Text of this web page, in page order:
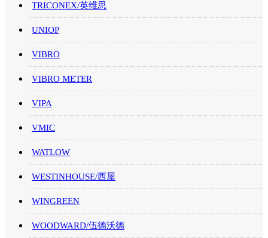
TRICONEX/英维思
UNIOP
VIBRO
VIBRO METER
VIPA
VMIC
WATLOW
WESTINHOUSE/西屋
WINGREEN
WOODWARD/伍德沃德